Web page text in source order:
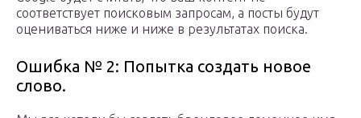
соответствует поисковым запросам, а посты будут
оцениваться ниже и ниже в результатах поиска.
Ошибка № 2: Попытка создать новое
слово.